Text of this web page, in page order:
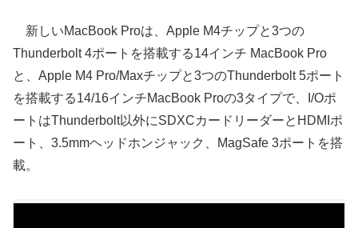
新しいMacBook Proは、Apple M4チップと3つの
Thunderbolt 4ポートを搭載する14インチ MacBook Pro
と、Apple M4 Pro/Maxチップと3つのThunderbolt 5ポート
を搭載する14/16インチMacBook Proの3タイプで、I/Oポ
ートはThunderbolt以外にSDXCカードリーダーとHDMIポ
ート、3.5mmヘッドホンジャック、MagSafe 3ポートを搭
載。